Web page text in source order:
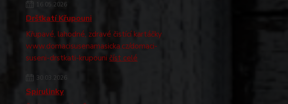
16.05.2026
Dršťkatí Křupouni
Křupavé, lahodné, zdravé čistící kartáčky
www.domacisusenamasicka.cz/domaci-
suseni-drstkati-krupouni číst celé
30.03.2026
Spirulinky